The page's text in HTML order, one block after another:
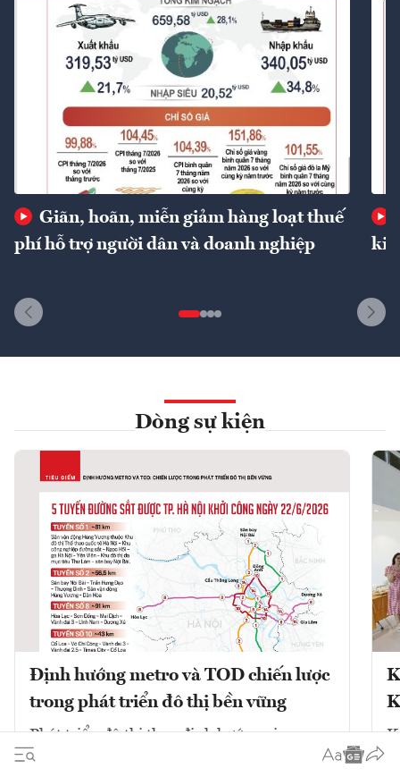
Giãn, hoãn, miễn giảm hàng loạt thuế
phí hỗ trợ người dân và doanh nghiệp
Dòng sự kiện
Định hướng metro và TOD chiến lược
trong phát triển đô thị bền vững
Phát triển đô thị theo định hướng giao
thông công cộng (TOD) kết hợp với mạng